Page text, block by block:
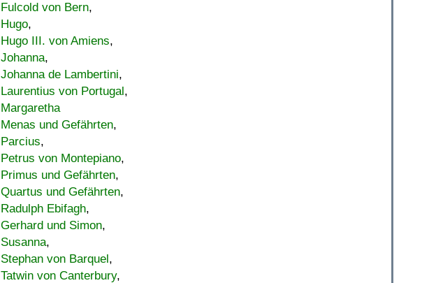
Fulcold von Bern,
Hugo,
Hugo III. von Amiens,
Johanna,
Johanna de Lambertini,
Laurentius von Portugal,
Margaretha
Menas und Gefährten,
Parcius,
Petrus von Montepiano,
Primus und Gefährten,
Quartus und Gefährten,
Radulph Ebifagh,
Gerhard und Simon,
Susanna,
Stephan von Barquel,
Tatwin von Canterbury,